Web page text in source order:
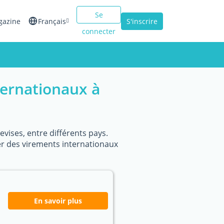
Français
Italiano
Se
connecter
S'inscrire
à
entre différents pays.
des virements internationaux
En savoir plus